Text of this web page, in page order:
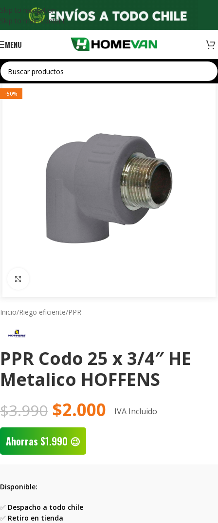
Skip to navigation
Skip to main content
MENU
-50%
Inicio/Riego eficiente/PPR
PPR Codo 25 x 3/4″ HE
Metalico HOFFENS
$3.990 $2.000 IVA Incluido
Ahorras $1.990 😉
Disponible:
✅ Despacho a todo chile
✅ Retiro en tienda